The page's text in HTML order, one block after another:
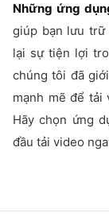
Những ứng
giúp bạn lưu trữ
lại sự tiện lợi
chúng tôi đã
mạnh mẽ để tải
Hãy chọn ứng
đầu tải video